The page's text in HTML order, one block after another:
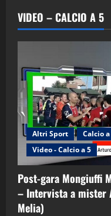
VIDEO – CALCIO A 5
Altri Sport Calcio
Video - Calcio a 5
Post-gara Mongiuffi
– Intervista a mister
Melia)